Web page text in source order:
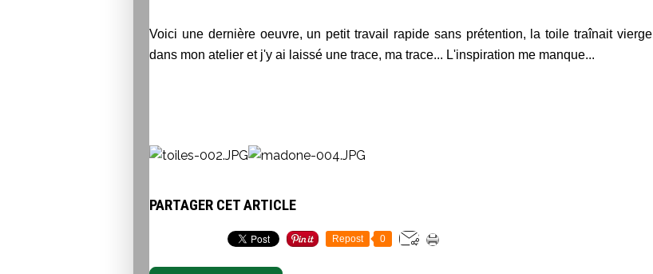
Voici une dernière oeuvre, un petit travail rapide sans prétention, la toile traînait vierge
dans mon atelier et j'y ai laissé une trace, ma trace... L'inspiration me manque...
PARTAGER CET ARTICLE
Repost 0